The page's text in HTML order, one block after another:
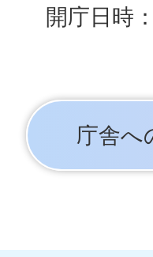
開庁日時
庁舎へ